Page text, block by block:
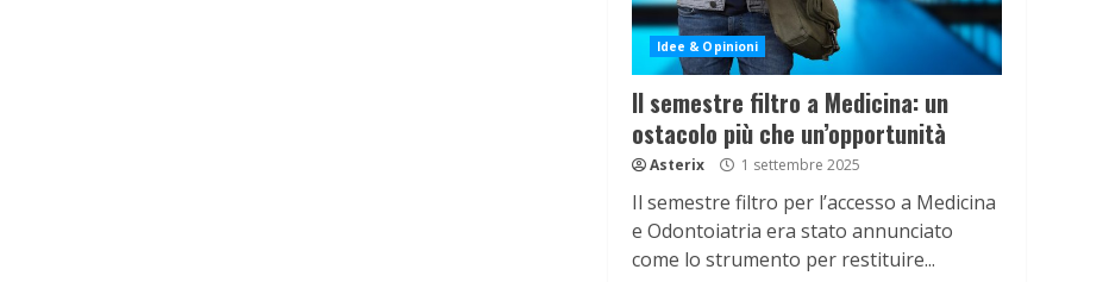
Idee & Opinioni
Il semestre filtro a Medicina: un
ostacolo più che un’opportunità
Asterix 1 settembre 2025
Il semestre filtro per l’accesso a Medicina
e Odontoiatria era stato annunciato
come lo strumento per restituire...